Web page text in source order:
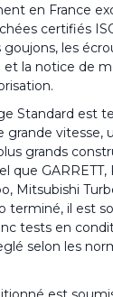
en France
certifiés
les
et la notice de
Standard est
grande vitesse,
grands
que GARRETT,
Mitsubishi
terminé, il est
tests en
selon les